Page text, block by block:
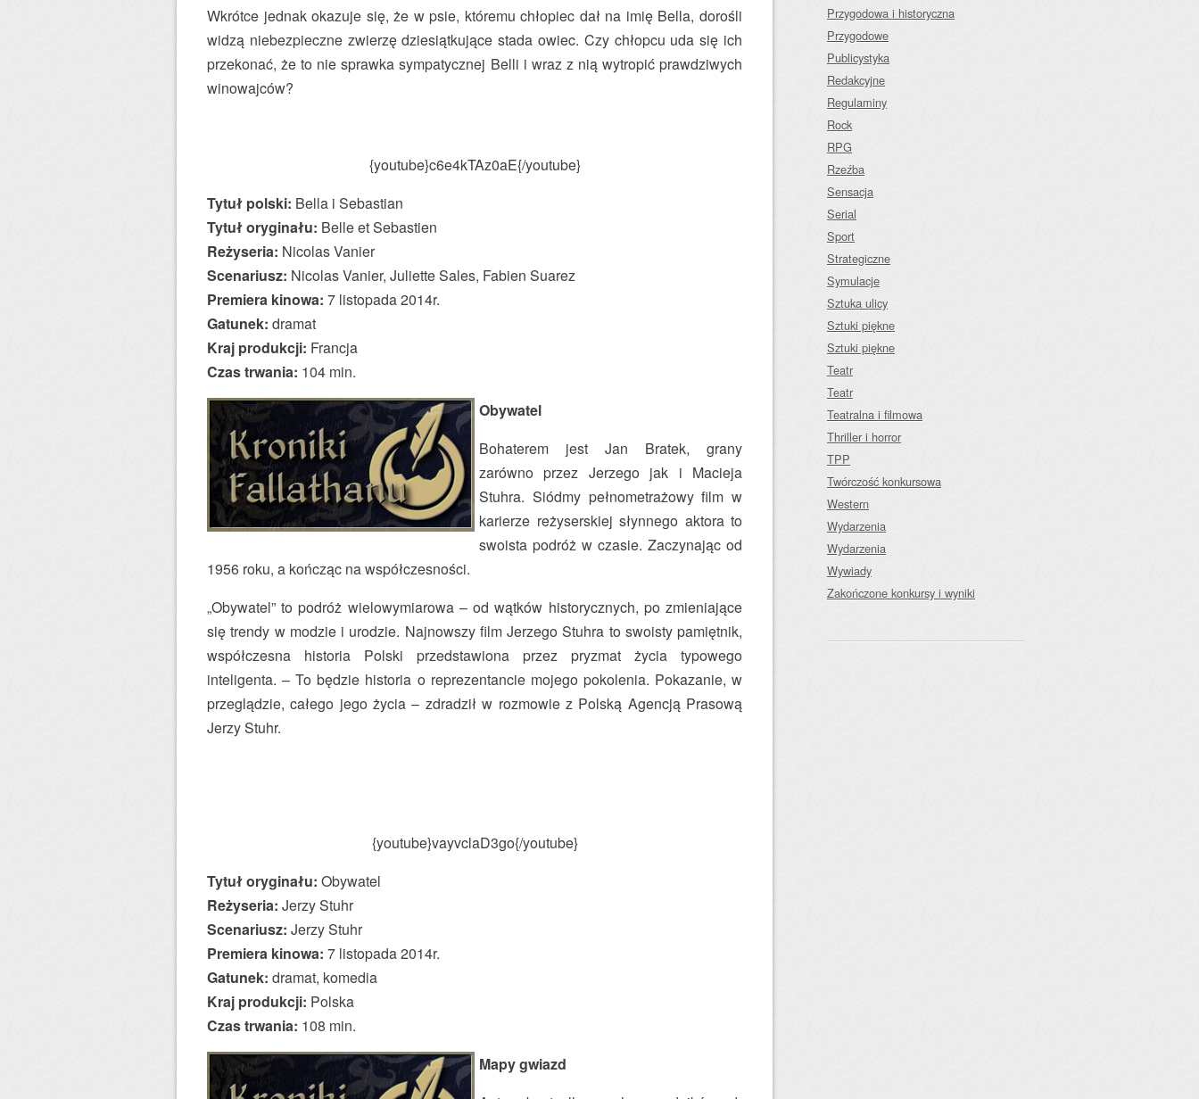
Wkrótce jednak okazuje się, że w psie, któremu chłopiec dał na imię Bella, dorośli
widzą niebezpieczne zwierzę dziesiątkujące stada owiec. Czy chłopcu uda się ich
przekonać, że to nie sprawka sympatycznej Belli i wraz z nią wytropić prawdziwych
winowajców?
{youtube}c6e4kTAz0aE{/youtube}
Tytuł polski: Bella i Sebastian
Tytuł oryginału: Belle et Sebastien
Reżyseria: Nicolas Vanier
Scenariusz: Nicolas Vanier, Juliette Sales, Fabien Suarez
Premiera kinowa: 7 listopada 2014r.
Gatunek: dramat
Kraj produkcji: Francja
Czas trwania: 104 min.
Obywatel
Bohaterem jest Jan Bratek, grany
zarówno przez Jerzego jak i Macieja
Stuhra. Siódmy pełnometrażowy film w
karierze reżyserskiej słynnego aktora to
swoista podróż w czasie. Zaczynając od
1956 roku, a kończąc na współczesności.
„Obywatel” to podróż wielowymiarowa – od wątków historycznych, po zmieniające
się trendy w modzie i urodzie. Najnowszy film Jerzego Stuhra to swoisty pamiętnik,
współczesna historia Polski przedstawiona przez pryzmat życia typowego
inteligenta. – To będzie historia o reprezentancie mojego pokolenia. Pokazanie, w
przeglądzie, całego jego życia – zdradził w rozmowie z Polską Agencją Prasową
Jerzy Stuhr.
{youtube}vayvclaD3go{/youtube}
Tytuł oryginału: Obywatel
Reżyseria: Jerzy Stuhr
Scenariusz: Jerzy Stuhr
Premiera kinowa: 7 listopada 2014r.
Gatunek: dramat, komedia
Kraj produkcji: Polska
Czas trwania: 108 min.
Mapy gwiazd
Przygodowa i historyczna
Przygodowe
Publicystyka
Redakcyjne
Regulaminy
Rock
RPG
Rzeźba
Sensacja
Serial
Sport
Strategiczne
Symulacje
Sztuka ulicy
Sztuki piękne
Sztuki piękne
Teatr
Teatr
Teatralna i filmowa
Thriller i horror
TPP
Twórczość konkursowa
Western
Wydarzenia
Wydarzenia
Wywiady
Zakończone konkursy i wyniki